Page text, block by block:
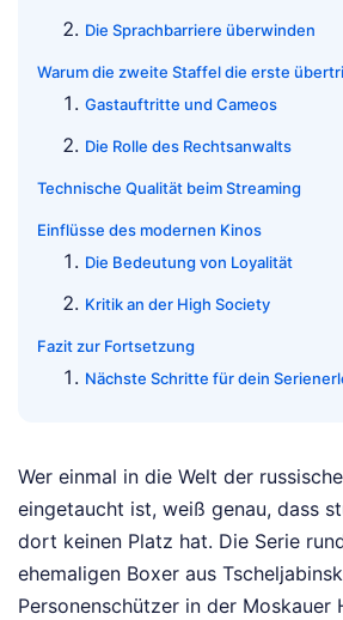
Die Sprachbarriere überwinden
Warum die zweite Staffel die erste
Gastauftritte und Cameos
Die Rolle des Rechtsanwalts
Technische Qualität beim Streaming
Einflüsse des modernen Kinos
Die Bedeutung von Loyalität
Kritik an der High Society
Fazit zur Fortsetzung
Nächste Schritte für dein
Wer einmal in die Welt der
eingetaucht ist, weiß genau, dass
dort keinen Platz hat. Die Serie
ehemaligen Boxer aus
Personenschützer in der Moskauer